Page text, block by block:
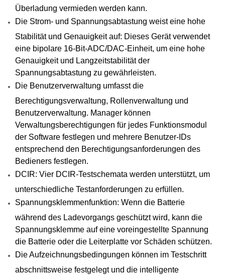
Überladung vermieden werden kann.
Die Strom- und Spannungsabtastung weist eine hohe
Stabilität und Genauigkeit auf: Dieses Gerät verwendet
eine bipolare 16-Bit-ADC/DAC-Einheit, um eine hohe
Genauigkeit und Langzeitstabilität der
Spannungsabtastung zu gewährleisten.
Die Benutzerverwaltung umfasst die
Berechtigungsverwaltung, Rollenverwaltung und
Benutzerverwaltung. Manager können
Verwaltungsberechtigungen für jedes Funktionsmodul
der Software festlegen und mehrere Benutzer-IDs
entsprechend den Berechtigungsanforderungen des
Bedieners festlegen.
DCIR: Vier DCIR-Testschemata werden unterstützt, um
unterschiedliche Testanforderungen zu erfüllen.
Spannungsklemmenfunktion: Wenn die Batterie
während des Ladevorgangs geschützt wird, kann die
Spannungsklemme auf eine voreingestellte Spannung
die Batterie oder die Leiterplatte vor Schäden schützen.
Die Aufzeichnungsbedingungen können im Testschritt
abschnittsweise festgelegt und die intelligente